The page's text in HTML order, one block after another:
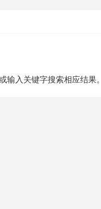
输入关键字搜索相应结果。